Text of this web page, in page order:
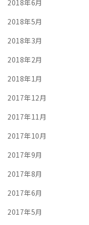
2018年6月
2018年5月
2018年3月
2018年2月
2018年1月
2017年12月
2017年11月
2017年10月
2017年9月
2017年8月
2017年6月
2017年5月